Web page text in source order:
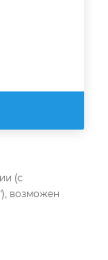
(с
возможен